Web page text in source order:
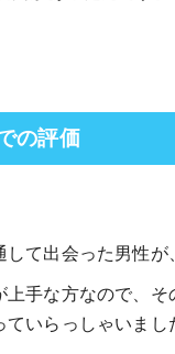
の評価
て出会った男性が
手な方なので、
いらっしゃいまし